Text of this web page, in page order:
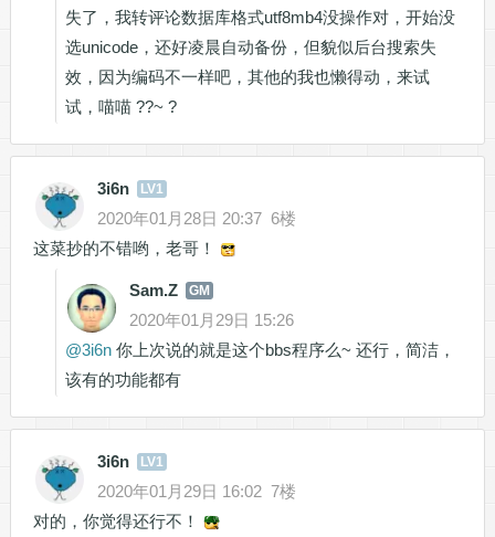
失了，我转评论数据库格式utf8mb4没操作对，开始没
选unicode，还好凌晨自动备份，但貌似后台搜索失
效，因为编码不一样吧，其他的我也懒得动，来试
试，喵喵 ??~ ?
3i6n LV1
2020年01月28日 20:37 6楼
这菜抄的不错哟，老哥！
Sam.Z GM
2020年01月29日 15:26
@3i6n你上次说的就是这个bbs程序么~ 还行，简洁，
该有的功能都有
3i6n LV1
2020年01月29日 16:02 7楼
对的，你觉得还行不！